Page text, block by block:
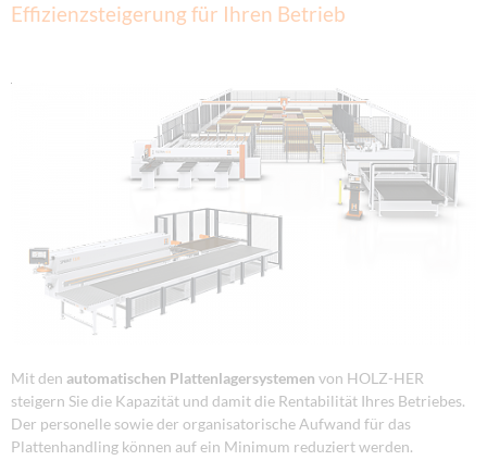
Effizienzsteigerung für Ihren Betrieb
Mit den automatischen Plattenlagersystemen von HOLZ-HER
steigern Sie die Kapazität und damit die Rentabilität Ihres Betriebes.
Der personelle sowie der organisatorische Aufwand für das
Plattenhandling können auf ein Minimum reduziert werden.